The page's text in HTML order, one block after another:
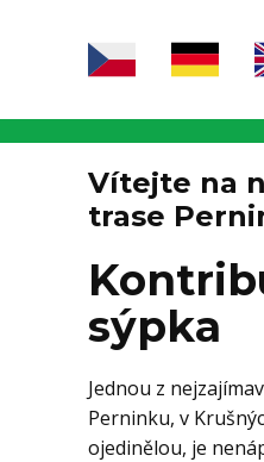
Vítejte na
trase
sýpka
Jednou z
Perninku, v
ojedinělou, je